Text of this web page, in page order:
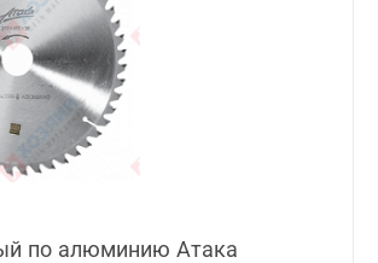
по алюминию Атака